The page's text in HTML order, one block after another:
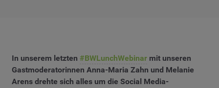
In unserem letzten #BWLunchWebinar mit unseren
Gastmoderatorinnen Anna-Maria Zahn und Melanie
Arens drehte sich alles um die Social Media-